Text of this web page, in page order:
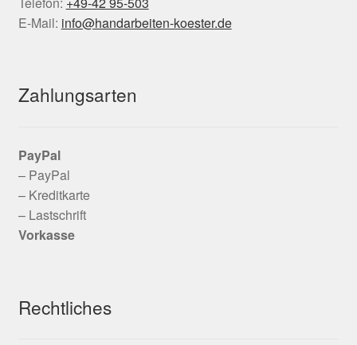
E-Mail: info@handarbeiten-koester.de
Zahlungsarten
PayPal
– PayPal
– Kreditkarte
– Lastschrift
Vorkasse
Rechtliches